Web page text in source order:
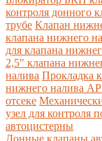
контроля донного
трубе Клапан
клапана нижнего
для клапана
2,5" клапана
налива Прокладка
нижнего налива
отсеке
узел для контроля
автоцистерны
Донные клапаны